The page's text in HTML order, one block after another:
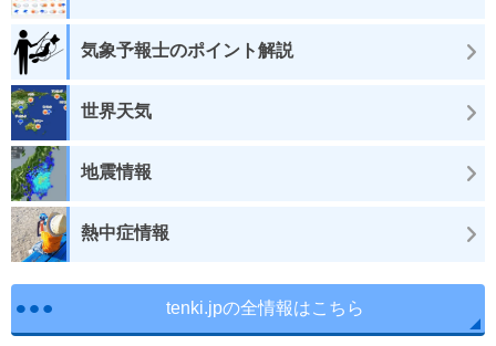
気象予報士のポイント解説
世界天気
地震情報
熱中症情報
tenki.jpの全情報はこちら